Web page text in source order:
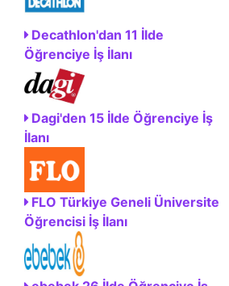
Decathlon'dan 11 İlde
Öğrenciye İş İlanı
Dagi'den 15 İlde Öğrenciye İş
İlanı
FLO Türkiye Geneli Üniversite
Öğrencisi İş İlanı